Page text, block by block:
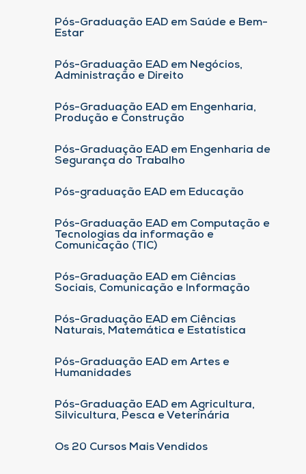
Pós-Graduação EAD em Saúde e Bem-
Estar
Pós-Graduação EAD em Negócios,
Administração e Direito
Pós-Graduação EAD em Engenharia,
Produção e Construção
Pós-Graduação EAD em Engenharia de
Segurança do Trabalho
Pós-graduação EAD em Educação
Pós-Graduação EAD em Computação e
Tecnologias da informação e
Comunicação (TIC)
Pós-Graduação EAD em Ciências
Sociais, Comunicação e Informação
Pós-Graduação EAD em Ciências
Naturais, Matemática e Estatística
Pós-Graduação EAD em Artes e
Humanidades
Pós-Graduação EAD em Agricultura,
Silvicultura, Pesca e Veterinária
Os 20 Cursos Mais Vendidos